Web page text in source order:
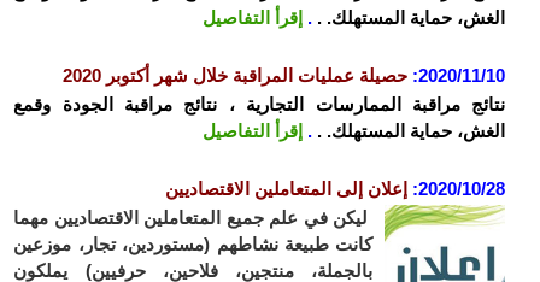
الغش، حماية المستهلك. . . إقرأ التفاصيل
2020/11/10
: حصيلة عمليات المراقبة خلال شهر أكتوبر 2020
نتائج مراقبة الممارسات التجارية ، نتائج مراقبة الجودة وقمع
الغش، حماية المستهلك. . . إقرأ التفاصيل
2020/10/28
: إعلان إلى المتعاملين الاقتصاديين
ليكن في علم جميع المتعاملين الاقتصاديين مهما
كانت طبيعة نشاطهم (مستوردين، تجار، موزعين
بالجملة، منتجين، فلاحين، حرفيين) يملكون